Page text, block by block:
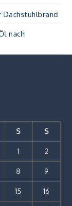
Dachstuhlbrand
nach
S S
1 2
8 9
15 16